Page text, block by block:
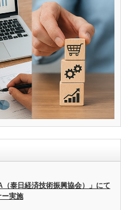
泰日経済技術振興協会）」にて
ー実施